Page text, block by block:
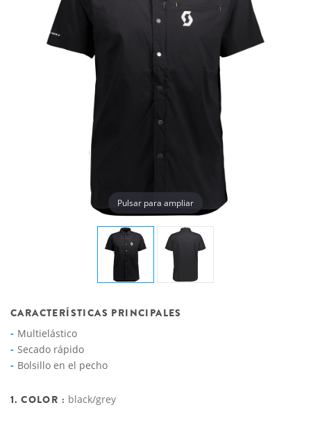
Pulsar para ampliar
CARACTERÍSTICAS PRINCIPALES
Multielástico
Secado rápido
Bolsillo en el pecho
1. COLOR : black/grey